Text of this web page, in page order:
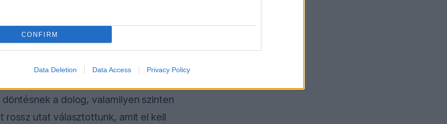
CONFIRM
Data Deletion Data Access Privacy Policy
a helyzetet Norris.
tűnt, hiszen a brit versenyző az
kiderült, hogy a taktika hosszú távon
a dolog, valamilyen szinten
utat választottunk, amit el kell